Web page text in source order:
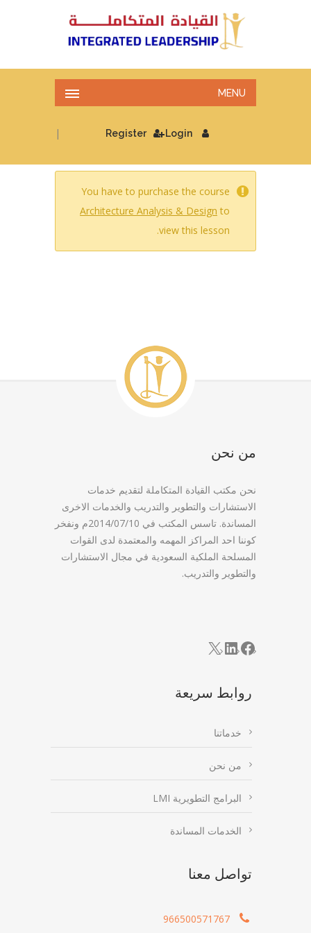
MENU
Login
| Register
You have to purchase the course
Architecture Analysis & Design to
view this lesson.
من نحن
نحن مكتب القيادة المتكاملة لتقديم خدمات
الاستشارات والتطوير والتدريب والخدمات الاخرى
المساندة. تاسس المكتب في 2014/07/10م ونفخر
كوننا احد المراكز المهمه والمعتمدة لدى القوات
المسلحة الملكية السعودية في مجال الاستشارات
والتطوير والتدريب.
Facebook
LinkedIn
X
روابط سريعة
خدماتنا
من نحن
البرامج التطويرية LMI
الخدمات المساندة
تواصل معنا
966500571767